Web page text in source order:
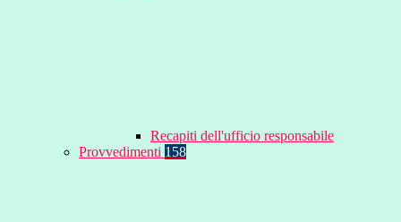
Recapiti dell'ufficio responsabile
Provvedimenti 158